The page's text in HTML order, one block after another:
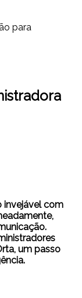
para
invejável com
um passo